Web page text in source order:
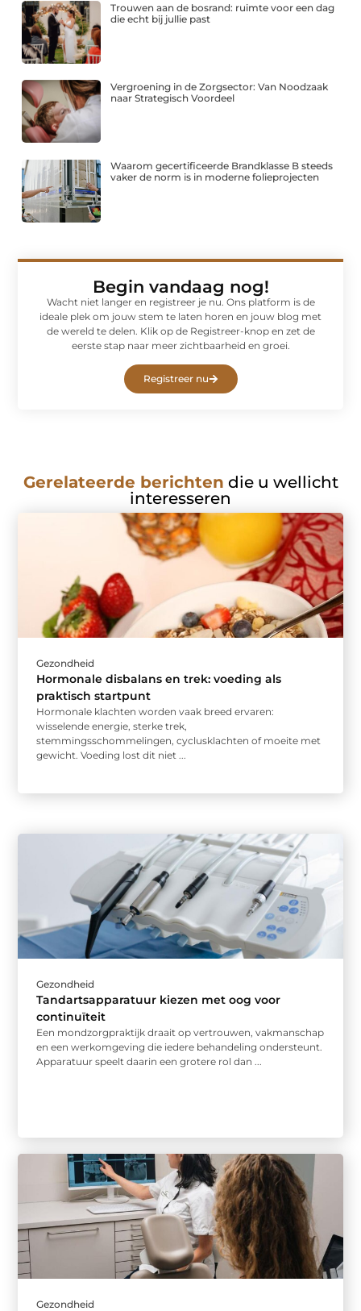
Trouwen aan de bosrand: ruimte voor een dag
die echt bij jullie past
Vergroening in de Zorgsector: Van Noodzaak
naar Strategisch Voordeel
Waarom gecertificeerde Brandklasse B steeds
vaker de norm is in moderne folieprojecten
Begin vandaag nog!
Wacht niet langer en registreer je nu. Ons platform is de
ideale plek om jouw stem te laten horen en jouw blog met
de wereld te delen. Klik op de Registreer-knop en zet de
eerste stap naar meer zichtbaarheid en groei.
Registreer nu
Gerelateerde berichten die u wellicht
interesseren
Gezondheid
Hormonale disbalans en trek: voeding als
praktisch startpunt
Hormonale klachten worden vaak breed ervaren:
wisselende energie, sterke trek,
stemmingsschommelingen, cyclusklachten of moeite met
gewicht. Voeding lost dit niet ...
Gezondheid
Tandartsapparatuur kiezen met oog voor
continuïteit
Een mondzorgpraktijk draait op vertrouwen, vakmanschap
en een werkomgeving die iedere behandeling ondersteunt.
Apparatuur speelt daarin een grotere rol dan ...
Gezondheid